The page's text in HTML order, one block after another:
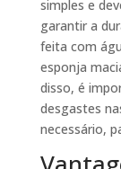
simples e
garantir a
feita com
esponja
disso, é
desgastes
necessário,